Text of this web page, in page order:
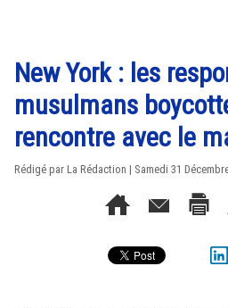
New York : les
musulmans
rencontre avec le
Rédigé par La Rédaction | Samedi 31